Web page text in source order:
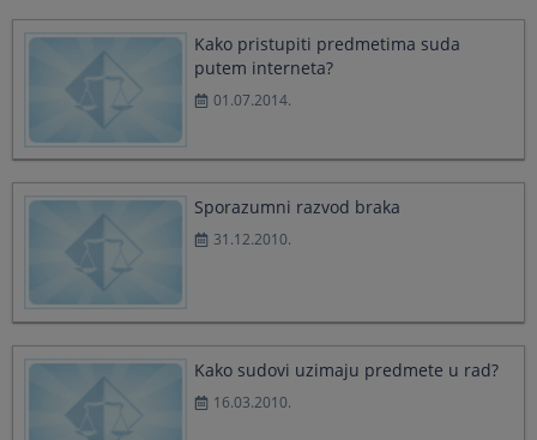
a
date.
question
mark
key
to
get
keyboard
shortcuts
changing
dates.
a
date.
Press
the
question
key
to
get
keyboard
changing
dates.
Kako pristupiti predmetima suda
putem interneta?
01.07.2014.
Sporazumni razvod braka
31.12.2010.
Kako sudovi uzimaju predmete u rad?
16.03.2010.